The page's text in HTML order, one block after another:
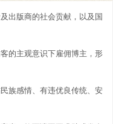
出版商的社会贡献，以及国
的主观意识下雇佣博主，形
族感情、有违优良传统、安